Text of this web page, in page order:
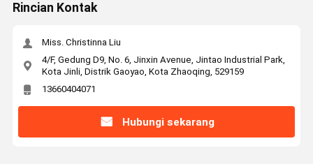
Rincian Kontak
Miss. Christinna Liu
4/F, Gedung D9, No. 6, Jinxin Avenue, Jintao Industrial Park,
Kota Jinli, Distrik Gaoyao, Kota Zhaoqing, 529159
13660404071
Hubungi sekarang